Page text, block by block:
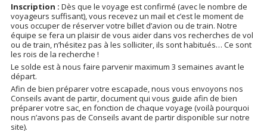
Inscription : Dès que le voyage est confirmé (avec le nombre de
voyageurs suffisant), vous recevez un mail et c’est le moment de
vous occuper de réserver votre billet d’avion ou de train. Notre
équipe se fera un plaisir de vous aider dans vos recherches de vol
ou de train, n’hésitez pas à les solliciter, ils sont habitués… Ce sont
les rois de la recherche !
Le solde est à nous faire parvenir maximum 3 semaines avant le
départ.
Afin de bien préparer votre escapade, nous vous envoyons nos
Conseils avant de partir, document qui vous guide afin de bien
préparer votre sac, en fonction de chaque voyage (voilà pourquoi
nous n’avons pas de Conseils avant de partir disponible sur notre
site).